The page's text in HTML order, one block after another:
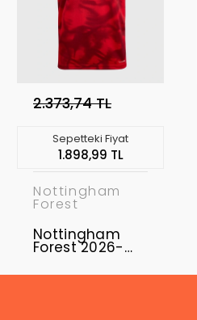
2.373,74 TL
Sepetteki Fiyat
1.898,99 TL
Nottingham
Forest
Nottingham
Forest 2026-
Home